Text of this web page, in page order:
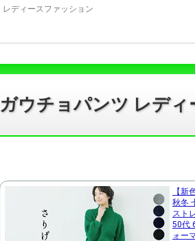
レディースファッション
ガウチョパンツ レディ
【新
秋冬
スト
50代
ォー